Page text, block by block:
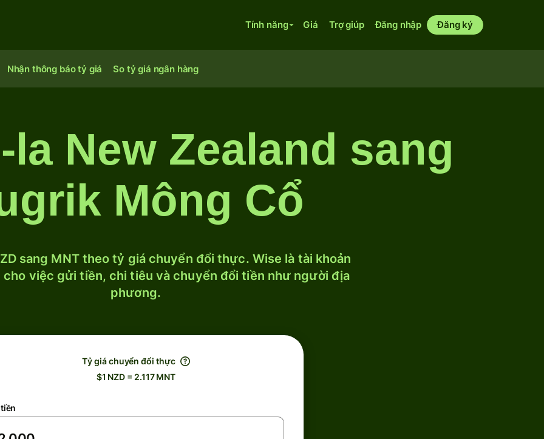
Tính năng Giá Trợ giúp Đăng nhập Đăng ký
Nhận thông báo tỷ giá So tỷ giá ngân hàng
la New Zealand sang
Mông Cổ
sang MNT theo tỷ giá chuyển đổi thực. Wise là tài khoản
việc gửi tiền, chi tiêu và chuyển đổi tiền như người địa
phương.
Tỷ giá chuyển đổi thực
$1 NZD = 2.117 MNT